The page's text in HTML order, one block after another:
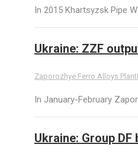
In 2015 Khartsyzsk Pipe
Ukraine: ZZF
Zaporozhye Ferro Alloys Plant
In January-February
Ukraine: Group